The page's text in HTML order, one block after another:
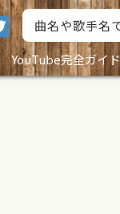
YouTube完全ガイド